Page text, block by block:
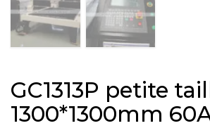
GC1313P petite
1300*1300mm